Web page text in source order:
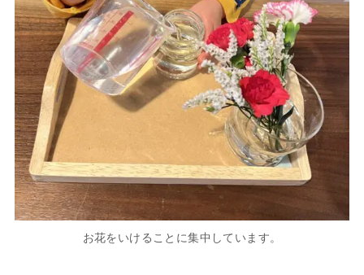
お花をいけることに集中しています。